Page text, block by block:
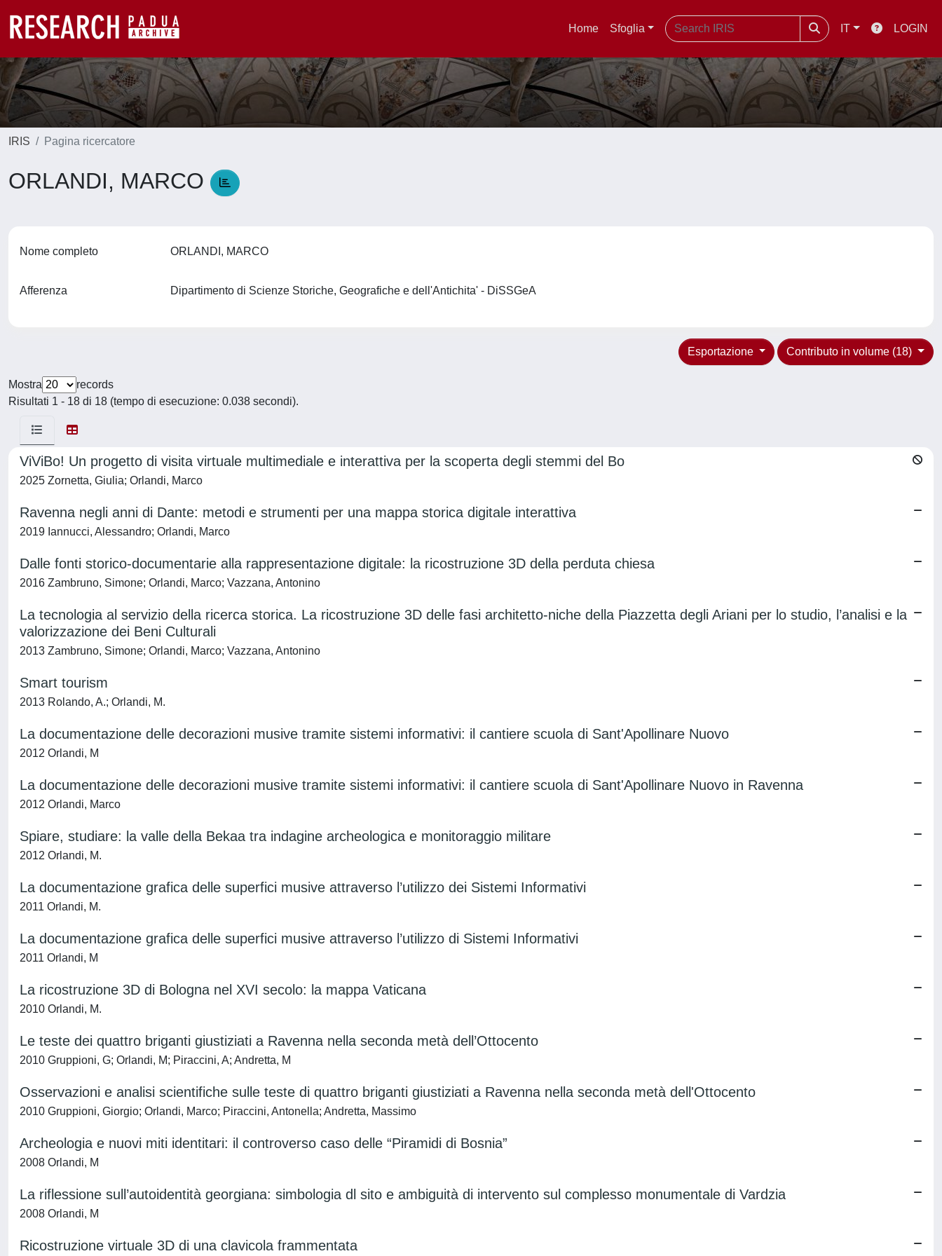
Home Sfoglia IT LOGIN
IRIS Pagina ricercatore
ORLANDI, MARCO
Nome completo ORLANDI, MARCO
Afferenza Dipartimento di Scienze Storiche, Geografiche e dell'Antichita' - DiSSGeA
Contributo in volume (18)
Esportazione
Mostra
records
Risultati 1 - 18 di 18 (tempo di esecuzione: 0.038 secondi).
ViViBo! Un progetto di visita virtuale multimediale e interattiva per la scoperta degli stemmi del Bo
2025 Zornetta, Giulia; Orlandi, Marco
Ravenna negli anni di Dante: metodi e strumenti per una mappa storica digitale interattiva
2019 Iannucci, Alessandro; Orlandi, Marco
Dalle fonti storico-documentarie alla rappresentazione digitale: la ricostruzione 3D della perduta chiesa
2016 Zambruno, Simone; Orlandi, Marco; Vazzana, Antonino
La tecnologia al servizio della ricerca storica. La ricostruzione 3D delle fasi architetto-niche della Piazzetta degli Ariani per lo studio, l’analisi e la
valorizzazione dei Beni Culturali
2013 Zambruno, Simone; Orlandi, Marco; Vazzana, Antonino
Smart tourism
2013 Rolando, A.; Orlandi, M.
La documentazione delle decorazioni musive tramite sistemi informativi: il cantiere scuola di Sant'Apollinare Nuovo
2012 Orlandi, M
La documentazione delle decorazioni musive tramite sistemi informativi: il cantiere scuola di Sant'Apollinare Nuovo in Ravenna
2012 Orlandi, Marco
Spiare, studiare: la valle della Bekaa tra indagine archeologica e monitoraggio militare
2012 Orlandi, M.
La documentazione grafica delle superfici musive attraverso l’utilizzo dei Sistemi Informativi
2011 Orlandi, M.
La documentazione grafica delle superfici musive attraverso l’utilizzo di Sistemi Informativi
2011 Orlandi, M
La ricostruzione 3D di Bologna nel XVI secolo: la mappa Vaticana
2010 Orlandi, M.
Le teste dei quattro briganti giustiziati a Ravenna nella seconda metà dell’Ottocento
2010 Gruppioni, G; Orlandi, M; Piraccini, A; Andretta, M
Osservazioni e analisi scientifiche sulle teste di quattro briganti giustiziati a Ravenna nella seconda metà dell'Ottocento
2010 Gruppioni, Giorgio; Orlandi, Marco; Piraccini, Antonella; Andretta, Massimo
Archeologia e nuovi miti identitari: il controverso caso delle “Piramidi di Bosnia”
2008 Orlandi, M
La riflessione sull’autoidentità georgiana: simbologia dl sito e ambiguità di intervento sul complesso monumentale di Vardzia
2008 Orlandi, M
Ricostruzione virtuale 3D di una clavicola frammentata